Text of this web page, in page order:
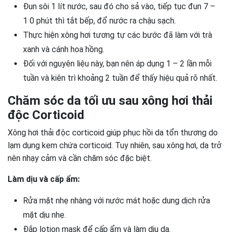
Đun sôi 1 lít nước, sau đó cho sả vào, tiếp tục đun 7 –
1 0 phút thì tắt bếp, đổ nước ra chậu sạch.
Thực hiện xông hơi tương tự các bước đã làm với trà
xanh và cánh hoa hồng.
Đối với nguyên liệu này, bạn nên áp dụng 1 – 2 lần mỗi
tuần và kiên trì khoảng 2 tuần để thấy hiệu quả rõ nhất.
Chăm sóc da tối ưu sau xông hơi thải
độc Corticoid
Xông hơi thải độc corticoid giúp phục hồi da tổn thương do
lạm dụng kem chứa corticoid. Tuy nhiên, sau xông hơi, da trở
nên nhạy cảm và cần chăm sóc đặc biệt.
Làm dịu và cấp ẩm:
Rửa mặt nhẹ nhàng với nước mát hoặc dung dịch rửa
mặt dịu nhẹ.
Đắp lotion mask để cấp ẩm và làm dịu da.